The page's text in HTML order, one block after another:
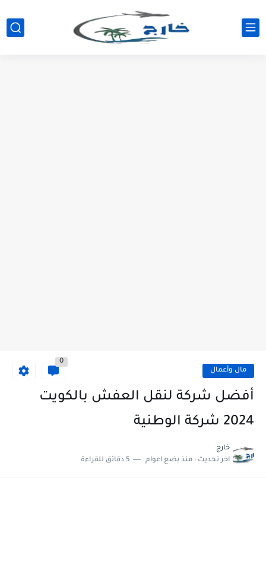
مال وأعمال
0
أفضل شركة لنقل العفش بالكويت
2024 شركة الوطنية
خارج
اخر تحديث : منذ بضع اعوام 5 دقائق للقراءة